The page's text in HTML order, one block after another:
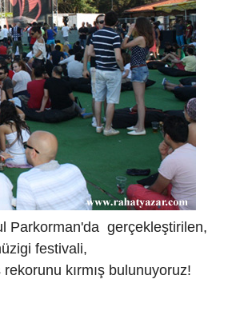
Parkorman'da gerçekleştirilen,
festivali,
kırmış bulunuyoruz!